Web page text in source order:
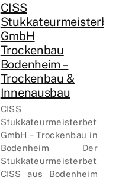
CISS
GmbH
Trockenbau
Bodenheim –
Trockenbau &
Innenausbau
CISS
Stukkateurmeisterbetrieb
GmbH – Trockenbau in
Bodenheim Der
Stukkateurmeisterbetrieb
CISS aus Bodenheim